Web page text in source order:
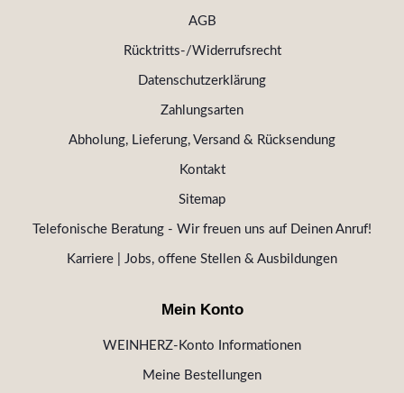
AGB
Rücktritts-/Widerrufsrecht
Datenschutzerklärung
Zahlungsarten
Abholung, Lieferung, Versand & Rücksendung
Kontakt
Sitemap
Telefonische Beratung - Wir freuen uns auf Deinen Anruf!
Karriere | Jobs, offene Stellen & Ausbildungen
Mein Konto
WEINHERZ-Konto Informationen
Meine Bestellungen